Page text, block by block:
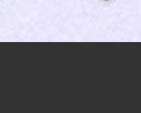
ったような年だった